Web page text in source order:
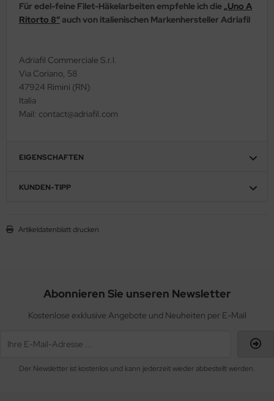
Für edel-feine Filet-Häkelarbeiten empfehle ich die „Uno A
Ritorto 8“auch von italienischen Markenhersteller Adriafil
Adriafil Commerciale S.r.l.
Via Coriano, 58
47924 Rimini (RN)
Italia
Mail: contact@adriafil.com
EIGENSCHAFTEN
KUNDEN-TIPP
Artikeldatenblatt drucken
Abonnieren Sie unseren Newsletter
Kostenlose exklusive Angebote und Neuheiten per E-Mail
Der Newsletter ist kostenlos und kann jederzeit wieder abbestellt werden.